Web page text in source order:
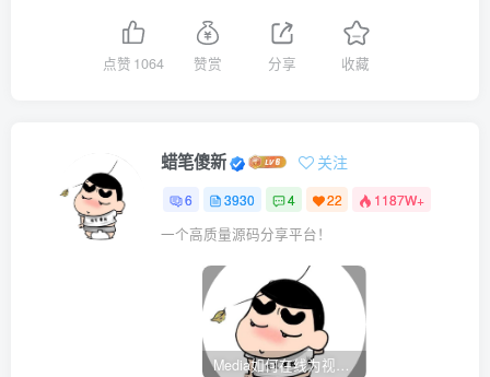
点赞 1064 赞赏 分享 收藏
蜡笔傻新 关注
6 3930 4 22 1187W+
一个高质量源码分享平台！
Media如何在线为视频自动添加字幕？